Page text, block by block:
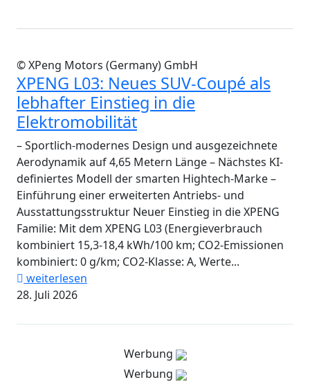
© XPeng Motors (Germany) GmbH
XPENG L03: Neues SUV-Coupé als
lebhafter Einstieg in die
Elektromobilität
– Sportlich-modernes Design und ausgezeichnete
Aerodynamik auf 4,65 Metern Länge – Nächstes KI-
definiertes Modell der smarten Hightech-Marke –
Einführung einer erweiterten Antriebs- und
Ausstattungsstruktur Neuer Einstieg in die XPENG
Familie: Mit dem XPENG L03 (Energieverbrauch
kombiniert 15,3-18,4 kWh/100 km; CO2-Emissionen
kombiniert: 0 g/km; CO2-Klasse: A, Werte...
weiterlesen
28. Juli 2026
Werbung
Werbung